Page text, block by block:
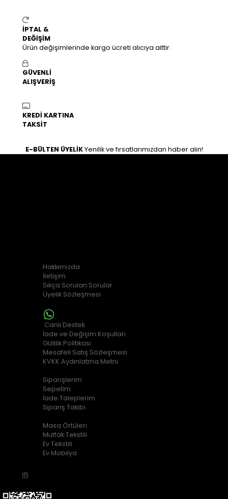
İPTAL &
DEĞİŞİM
Ürün değişimlerinde kargo ücreti alıcıya aittir.
GÜVENLİ
ALIŞVERİŞ
KREDİ KARTINA
TAKSİT
E-BÜLTEN ÜYELİK Yenilik ve fırsatlarımızdan haber alın!
Hakkımızda
İletişim
Sıkça Sorulan Sorular
Üyelik Sözleşmesi
Canlı Destek
İade ve Değişim Koşulları
Gizlilik Politikası
Mesafeli Satış Sözleşmesi
KVKK Aydınlatma Metni
Siparişlerim
Sepetim
İade Taleplerim
Sipariş Takibi
Masa Örtüleri
Mutfak Tekstili
Ev Tekstili
Ev Mobilya